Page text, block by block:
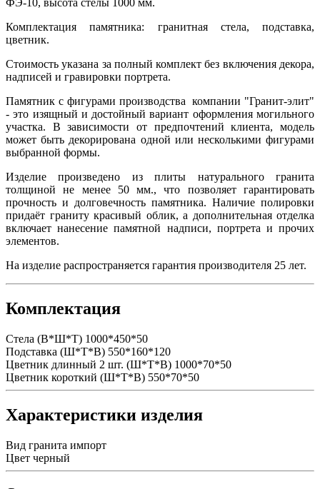
ФЭ-10, высота стелы 1000 мм.
Комплектация памятника: гранитная стела, подставка,
цветник.
Стоимость указана за полный комплект без включения декора,
надписей и гравировки портрета.
Памятник с фигурами производства компании "Гранит-элит"
- это изящный и достойный вариант оформления могильного
участка. В зависимости от предпочтений клиента, модель
может быть декорирована одной или несколькими фигурами
выбранной формы.
Изделие произведено из плиты натурального гранита
толщиной не менее 50 мм., что позволяет гарантировать
прочность и долговечность памятника. Наличие полировки
придаёт граниту красивый облик, а дополнительная отделка
включает нанесение памятной надписи, портрета и прочих
элементов.
На изделие распространяется гарантия производителя 25 лет.
Комплектация
Стела (В*Ш*Т) 1000*450*50
Подставка (Ш*Т*В) 550*160*120
Цветник длинный 2 шт. (Ш*Т*В) 1000*70*50
Цветник короткий (Ш*Т*В) 550*70*50
Характеристики изделия
Вид гранита импорт
Цвет черный